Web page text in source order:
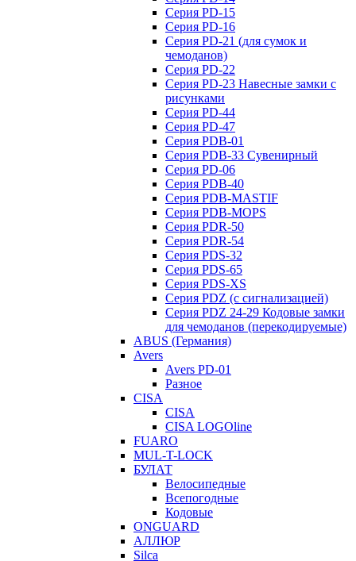
Серия PD-15
Серия PD-16
Серия PD-21 (для сумок и
чемоданов)
Серия PD-22
Серия PD-23 Навесные замки с
рисунками
Серия PD-44
Серия PD-47
Серия PDB-01
Серия PDB-33 Сувенирный
Серия PD-06
Серия PDB-40
Серия PDB-MASTIF
Серия PDB-MOPS
Серия PDR-50
Серия PDR-54
Серия PDS-32
Серия PDS-65
Серия PDS-XS
Серия PDZ (с сигнализацией)
Серия PDZ 24-29 Кодовые замки
для чемоданов (перекодируемые)
ABUS (Германия)
Avers
Avers PD-01
Разное
CISA
CISA
CISA LOGOline
FUARO
MUL-T-LOCK
БУЛАТ
Велосипедные
Всепогодные
Кодовые
ONGUARD
АЛЛЮР
Silca